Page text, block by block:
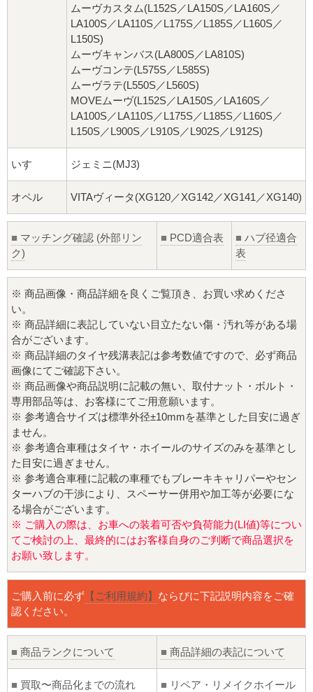
ムーヴカスタム(L152S／LA150S／LA160S／
LA100S／LA110S／L175S／L185S／L160S／
L150S)
ムーヴキャンバス(LA800S／LA810S)
ムーヴコンテ(L575S／L585S)
ムーヴラテ(L550S／L560S)
MOVEムーヴ(L152S／LA150S／LA160S／
LA100S／LA110S／L175S／L185S／L160S／
L150S／L900S／L910S／L902S／L912S)
いすゞ ジェミニ(MJ3)
オペル VITAヴィータ(XG120／XG142／XG141／XG140)
■ マッチング確認 (外部リン
ク)
■ PCD適合表 ■ ハブ径適合
表
※ 商品画像・商品詳細を良くご覧頂き、お買い求めくださ
い。
※ 商品詳細に表記していない目立たない傷・汚れ等がある場
合がございます。
※ 商品詳細のタイヤ残溝表記は参考数値ですので、必ず商品
画像にてご確認下さい。
※ 商品画像や商品説明に記載の無い、取付ナット・ボルト・
専用部品等は、お客様にてご用意願います。
※ 参考適合サイズは標準外径±10mmを基準とした目安に過ぎ
ません。
※ 参考適合車種はタイヤ・ホイールのサイズのみを基準とし
た目安に過ぎません。
※ 参考適合車種に記載の車種でもブレーキキャリパーやセン
ターハブの干渉により、スペーサー併用や加工等が必要にな
る場合がございます。
※ ご購入の際は、お車への装着可否や負荷能力(LI値)等につい
てご検討の上、最終的にはお客様自身のご判断で商品選択を
お願い致します。
ご購入前に必ず 【ご利用規約】 ならびに下記説明内容をご確
認ください。
■ 商品ランクについて ■ 商品詳細の表記について
■ 買取〜商品化までの流れ ■ リペア・リメイクホイール